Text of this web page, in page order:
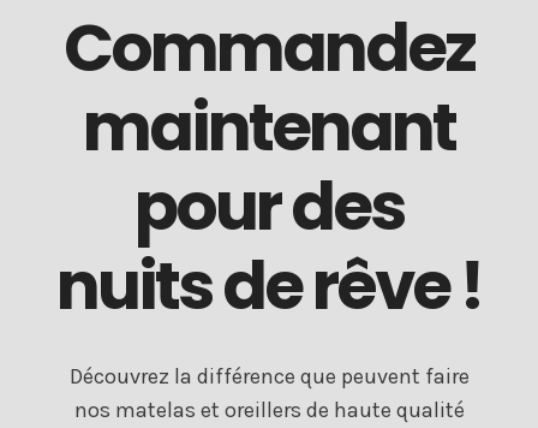
Commandez
maintenant
pour des
nuits de rêve !
Découvrez la différence que peuvent faire
nos matelas et oreillers de haute qualité